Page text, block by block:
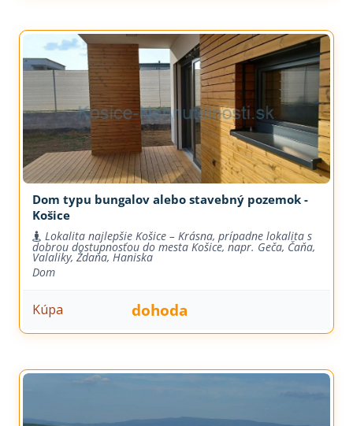
Dom typu bungalov alebo stavebný pozemok -
Košice
Lokalita najlepšie Košice – Krásna, prípadne lokalita s
dobrou dostupnosťou do mesta Košice, napr. Geča, Čaňa,
Valaliky, Ždaňa, Haniska
Dom
Kúpa dohoda